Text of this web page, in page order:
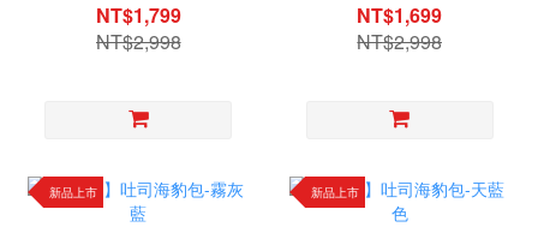
NT$1,799
NT$2,998
NT$1,699
NT$2,998
新品上市 新品上市